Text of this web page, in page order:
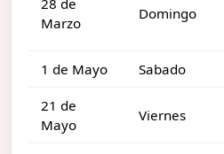
Marzo
Domingo
1 de Mayo Sabado
21 de
Mayo
Viernes